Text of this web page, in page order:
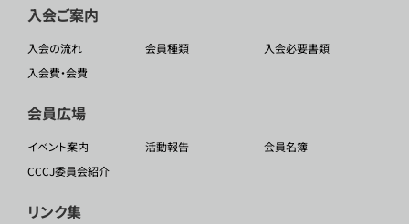
入会ご案内
入会の流れ 会員種類
入会必要書類
入会費・会費
会員広場
イベント案内 活動報告
会員名簿
CCCJ委員会紹介
リンク集